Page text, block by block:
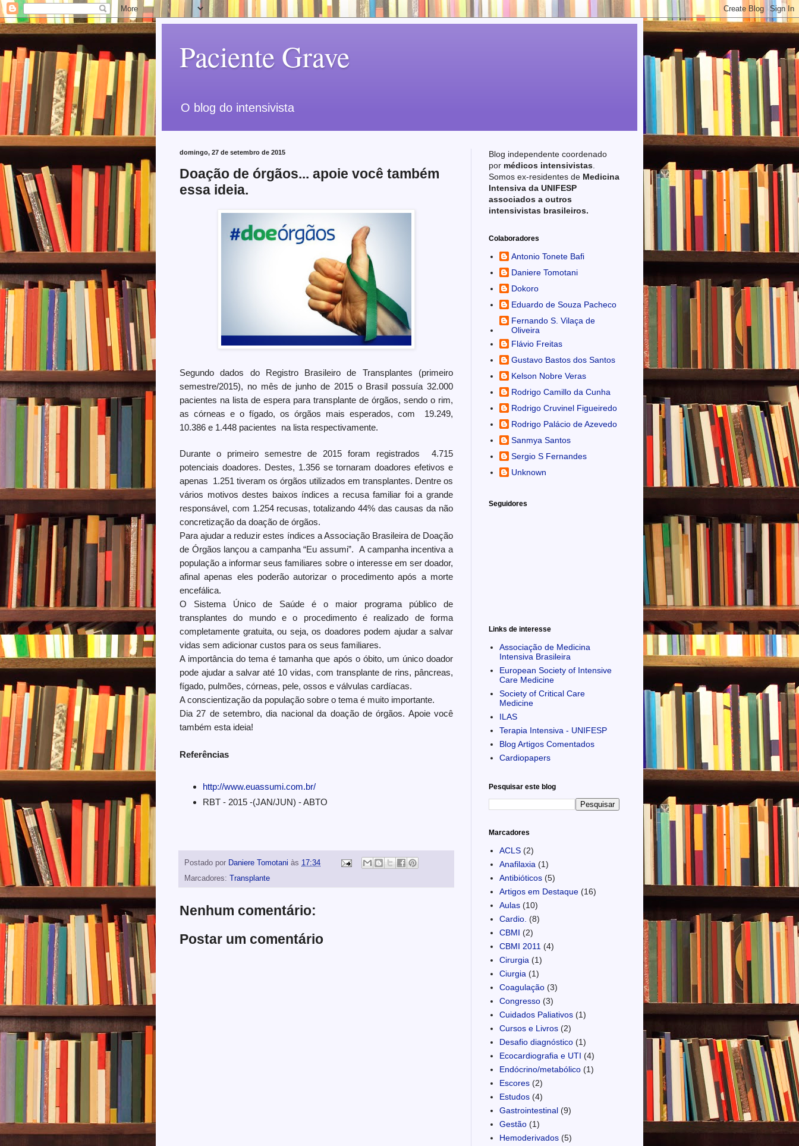
Paciente Grave
O blog do intensivista
domingo, 27 de setembro de 2015
Doação de órgãos... apoie você também
essa ideia.
Segundo dados do Registro Brasileiro de Transplantes (primeiro
semestre/2015), no mês de junho de 2015 o Brasil possuía 32.000
pacientes na lista de espera para transplante de órgãos, sendo o rim,
as córneas e o fígado, os órgãos mais esperados, com 19.249,
10.386 e 1.448 pacientes na lista respectivamente.
Durante o primeiro semestre de 2015 foram registrados 4.715
potenciais doadores. Destes, 1.356 se tornaram doadores efetivos e
apenas 1.251 tiveram os órgãos utilizados em transplantes. Dentre os
vários motivos destes baixos índices a recusa familiar foi a grande
responsável, com 1.254 recusas, totalizando 44% das causas da não
concretização da doação de órgãos.
Para ajudar a reduzir estes índices a Associação Brasileira de Doação
de Órgãos lançou a campanha “Eu assumi”. A campanha incentiva a
população a informar seus familiares sobre o interesse em ser doador,
afinal apenas eles poderão autorizar o procedimento após a morte
encefálica.
O Sistema Único de Saúde é o maior programa público de
transplantes do mundo e o procedimento é realizado de forma
completamente gratuita, ou seja, os doadores podem ajudar a salvar
vidas sem adicionar custos para os seus familiares.
A importância do tema é tamanha que após o óbito, um único doador
pode ajudar a salvar até 10 vidas, com transplante de rins, pâncreas,
fígado, pulmões, córneas, pele, ossos e válvulas cardíacas.
A conscientização da população sobre o tema é muito importante.
Dia 27 de setembro, dia nacional da doação de órgãos. Apoie você
também esta ideia!
Referências
http://www.euassumi.com.br/
RBT - 2015 -(JAN/JUN) - ABTO
Postado por Daniere Tomotani às 17:34
Marcadores:
Transplante
Nenhum comentário:
Postar um comentário
Blog independente coordenado
por médicos intensivistas
Somos ex-residentes de Medicina
Intensiva da UNIFESP
associados a outros
intensivistas brasileiros.
Colaboradores
Antonio Tonete Bafi
Daniere Tomotani
Dokoro
Eduardo de Souza Pacheco
Fernando S. Vilaça de
Oliveira
Flávio Freitas
Gustavo Bastos dos Santos
Kelson Nobre Veras
Rodrigo Camillo da Cunha
Rodrigo Cruvinel Figueiredo
Rodrigo Palácio de Azevedo
Sanmya Santos
Sergio S Fernandes
Unknown
Seguidores
Links de interesse
Associação de Medicina
Intensiva Brasileira
European Society of Intensive
Care Medicine
Society of Critical Care
Medicine
ILAS
Terapia Intensiva - UNIFESP
Blog Artigos Comentados
Cardiopapers
Pesquisar este blog
Marcadores
ACLS (2)
Anafilaxia (1)
Antibióticos (5)
Artigos em Destaque (16)
Aulas (10)
Cardio. (8)
CBMI (2)
CBMI 2011 (4)
Cirurgia (1)
Ciurgia (1)
Coagulação (3)
Congresso (3)
Cuidados Paliativos (1)
Cursos e Livros (2)
Desafio diagnóstico (1)
Ecocardiografia e UTI (4)
Endócrino/metabólico (1)
Escores (2)
Estudos (4)
Gastrointestinal (9)
Gestão (1)
Hemoderivados (5)